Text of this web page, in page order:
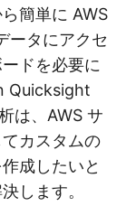
簡単に AWS
ータにアクセ
ドを必要に
Quicksight
は、AWS サ
カスタムの
成したいと
します。